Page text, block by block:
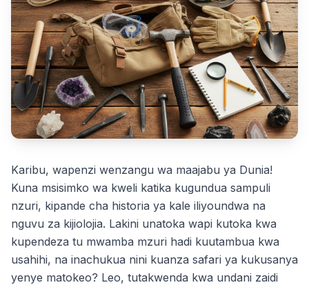
Karibu, wapenzi wenzangu wa maajabu ya Dunia!
Kuna msisimko wa kweli katika kugundua sampuli
nzuri, kipande cha historia ya kale iliyoundwa na
nguvu za kijiolojia. Lakini unatoka wapi kutoka kwa
kupendeza tu mwamba mzuri hadi kuutambua kwa
usahihi, na inachukua nini kuanza safari ya kukusanya
yenye matokeo? Leo, tutakwenda kwa undani zaidi